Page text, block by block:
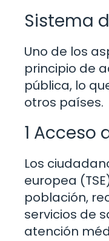
Sistema
Uno de los
principio de
pública, lo
otros países.
1 Acceso
Los
europea
población,
servicios de
atención